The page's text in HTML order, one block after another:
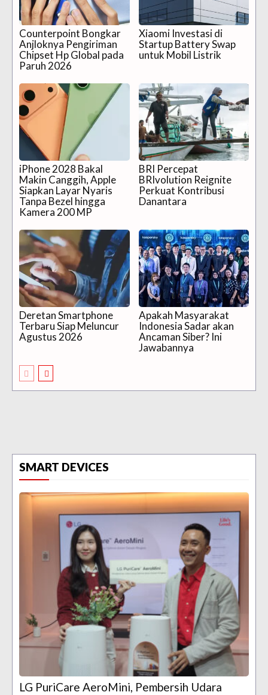
Counterpoint Bongkar
Anjloknya Pengiriman
Chipset Hp Global pada
Paruh 2026
Xiaomi Investasi di
Startup Battery Swap
untuk Mobil Listrik
iPhone 2028 Bakal
Makin Canggih, Apple
Siapkan Layar Nyaris
Tanpa Bezel hingga
Kamera 200 MP
BRI Percepat
BRIvolution Reignite
Perkuat Kontribusi
Danantara
Deretan Smartphone
Terbaru Siap Meluncur
Agustus 2026
Apakah Masyarakat
Indonesia Sadar akan
Ancaman Siber? Ini
Jawabannya
SMART DEVICES
LG PuriCare AeroMini, Pembersih Udara